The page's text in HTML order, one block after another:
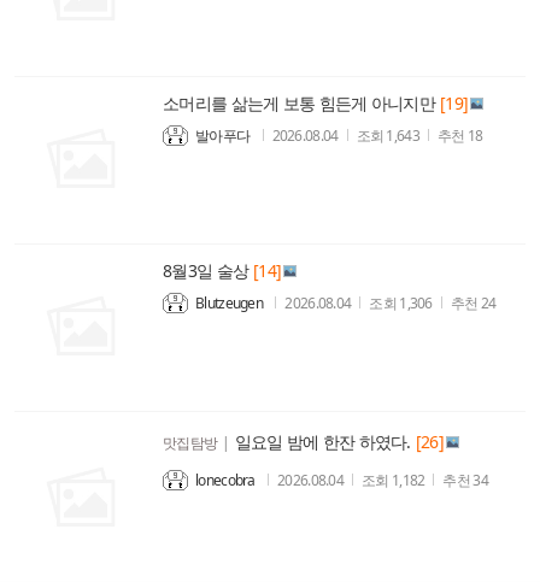
소머리를 삶는게 보통 힘든게 아니지만 [19]
발아푸다 2026.08.04 조회 1,643 추천 18
8월3일 술상 [14]
Blutzeugen 2026.08.04 조회 1,306 추천 24
맛집탐방 | 일요일 밤에 한잔 하였다. [26]
lonecobra 2026.08.04 조회 1,182 추천34